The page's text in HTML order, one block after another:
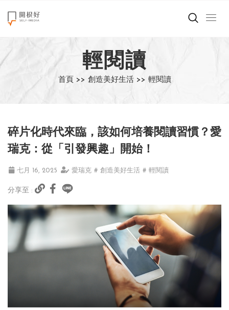
來點正能量
世界在想什麼
創造美好生活
職場商業經濟
影片專區
關於我們
輕閱讀
首頁 >> 創造美好生活 >> 輕閱讀
碎片化時代來臨，該如何培養閱讀習慣？愛
瑞克：從「引發興趣」開始！
七月 16, 2025 愛瑞克 # 創造美好生活 # 輕閱讀
分享至 :